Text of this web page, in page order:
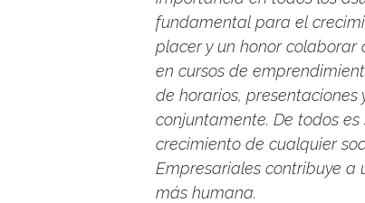
fundamental para el
placer y un honor colaborar
en cursos de
de horarios,
conjuntamente. De todos
crecimiento de cualquier
Empresariales contribuye
más humana.